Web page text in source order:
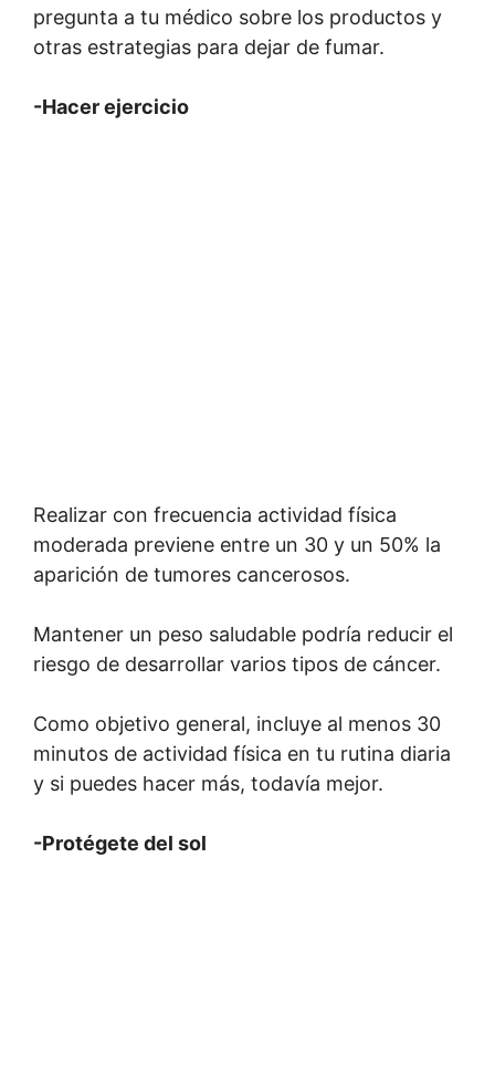
pregunta a tu médico sobre los productos y
otras estrategias para dejar de fumar.
-Hacer ejercicio
Realizar con frecuencia actividad física
moderada previene entre un 30 y un 50% la
aparición de tumores cancerosos.
Mantener un peso saludable podría reducir el
riesgo de desarrollar varios tipos de cáncer.
Como objetivo general, incluye al menos 30
minutos de actividad física en tu rutina diaria
y si puedes hacer más, todavía mejor.
-Protégete del sol